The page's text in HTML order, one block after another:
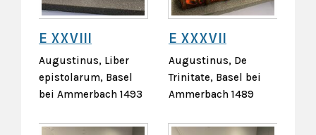
E XXVIII
Augustinus, Liber
epistolarum, Basel
bei Ammerbach 1493
E XXXVII
Augustinus, De
Trinitate, Basel bei
Ammerbach 1489